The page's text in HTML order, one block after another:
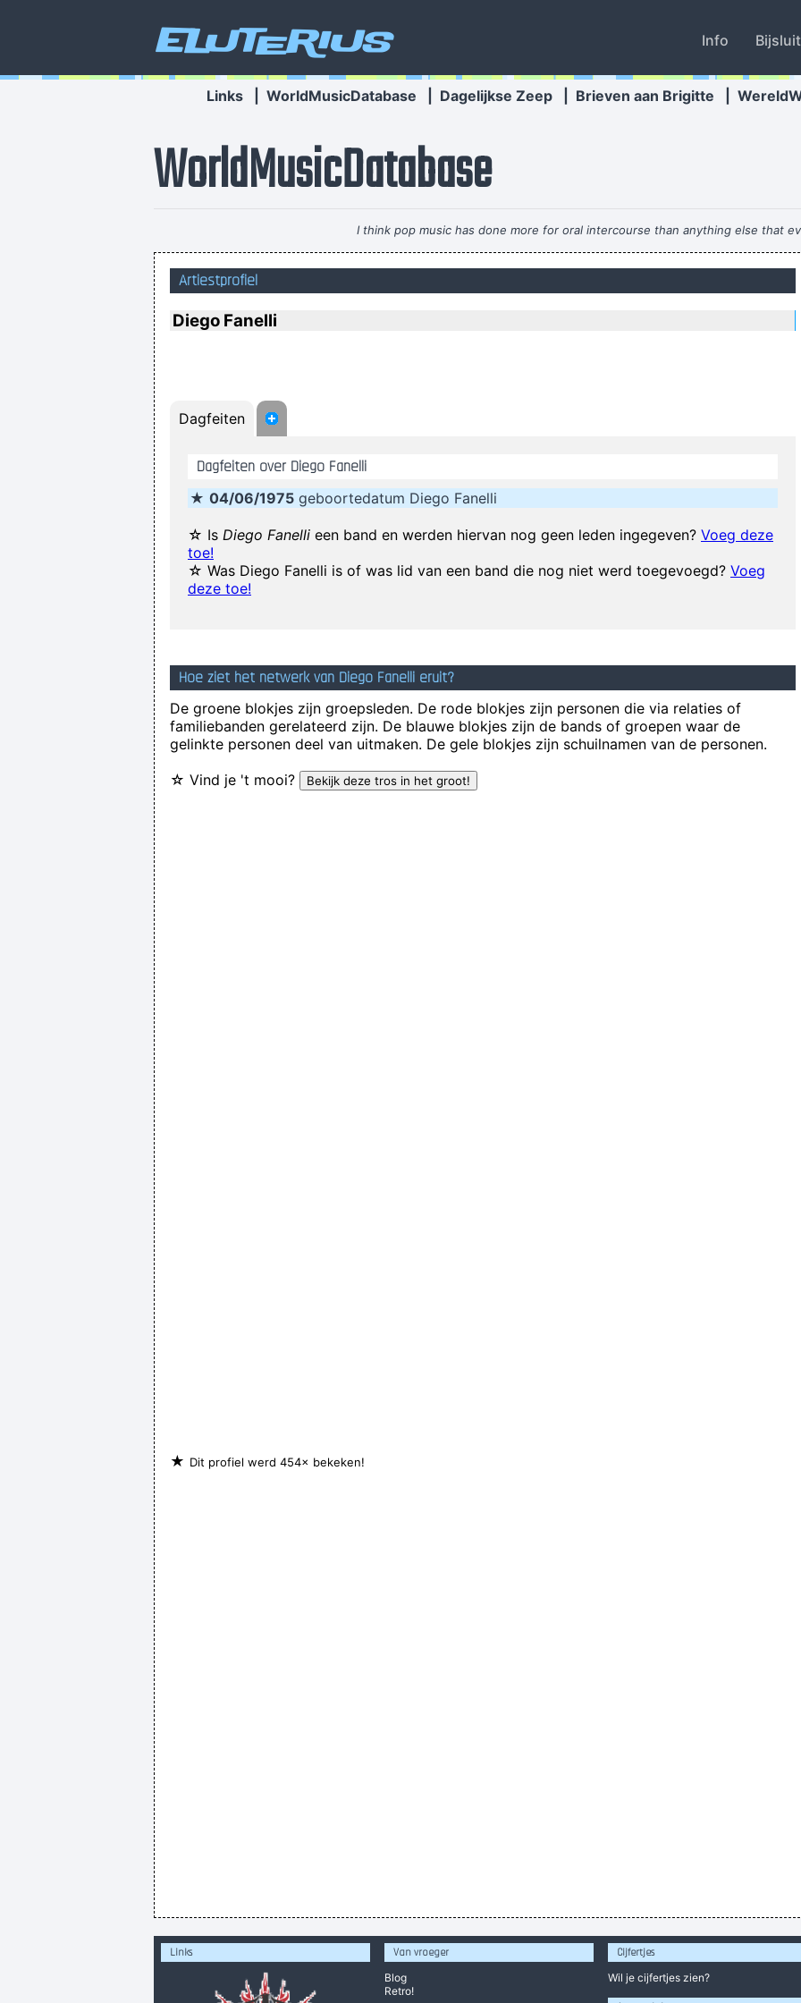
Eluterius Info
Links WorldMusicDatabase Dagelijkse Zeep Brieven aan Brigitte
WorldMusicDatabase
I think pop music has done more for oral intercourse than anything else that
I declare that the Beatles are mutants Prototypes of evolutionary agents sent by God, endowed
species, a
~
I´m a tidy sort of bloke I don´t like chaos. I kept records in the record rack, tea in the tea
Don't play
I don't know anything about
I left school at 17 and was a star by the time I was 18... in
Imagine if you could go watch Mozart today, even if it's the last, crappiest show he ever
We're not arrogant, we just think
Marilyn Manson has a woman´s name
Betty sings about starlight and champagne. I sing about dead rabbits and blow jobs. When I say music
To those who understand, I extend my hand. To the
I
Artiestprofiel
Diego Fanelli
Dagfeiten
Dagfeiten over Diego Fanelli
★ 04/06/1975 geboortedatum Diego Fanelli
☆ Is Diego Fanelli een band en werden hiervan nog geen leden ingegeven? Voeg deze
toe!
☆ Was Diego Fanelli is of was lid van een band die nog niet werd toegevoegd? Voeg
deze toe!
Hoe ziet het netwerk van Diego Fanelli eruit?
De groene blokjes zijn groepsleden. De rode blokjes zijn personen die via relaties of
familiebanden gerelateerd zijn. De blauwe blokjes zijn de bands of groepen waar de
gelinkte personen deel van uitmaken. De gele blokjes zijn schuilnamen van de personen.
☆ Vind je 't mooi?
★ Dit profiel werd 454× bekeken!
Links
Van vroeger
Blog
Retro!
Cijfertjes
Wil je cijfertjes zien?